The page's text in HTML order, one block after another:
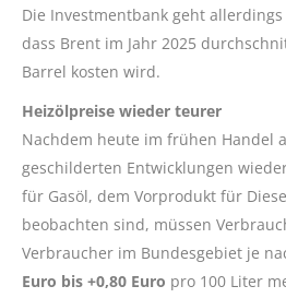
Die Investmentbank geht
dass Brent im Jahr 2025
Barrel kosten wird.
Heizölpreise wieder teurer
Nachdem heute im frühen Handel
geschilderten Entwicklungen
für Gasöl, dem Vorprodukt für
beobachten sind, müssen
Verbraucher im Bundesgebiet je
Euro bis +0,80 Euro pro 100 Liter